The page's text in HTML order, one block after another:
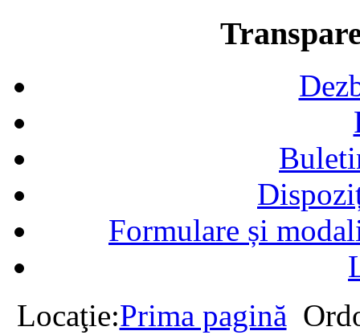
Formulare și
Locaţie:Prima pagină